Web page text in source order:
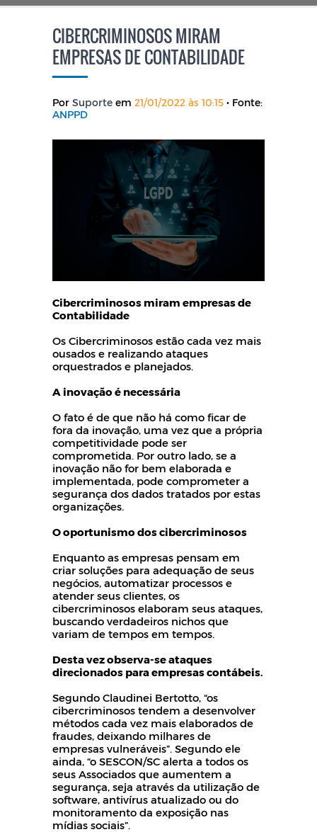
CIBERCRIMINOSOS MIRAM
EMPRESAS DE CONTABILIDADE
Por Suporte em 21/01/2022 às 10:15 • Fonte:
ANPPD
Cibercriminosos miram empresas de
Contabilidade
Os Cibercriminosos estão cada vez mais
ousados e realizando ataques
orquestrados e planejados.
A inovação é necessária
O fato é de que não há como ficar de
fora da inovação, uma vez que a própria
competitividade pode ser
comprometida. Por outro lado, se a
inovação não for bem elaborada e
implementada, pode comprometer a
segurança dos dados tratados por estas
organizações.
O oportunismo dos cibercriminosos
Enquanto as empresas pensam em
criar soluções para adequação de seus
negócios, automatizar processos e
atender seus clientes, os
cibercriminosos elaboram seus ataques,
buscando verdadeiros nichos que
variam de tempos em tempos.
Desta vez observa-se ataques
direcionados para empresas contábeis.
Segundo Claudinei Bertotto, “os
cibercriminosos tendem a desenvolver
métodos cada vez mais elaborados de
fraudes, deixando milhares de
empresas vulneráveis”. Segundo ele
ainda, “o SESCON/SC alerta a todos os
seus Associados que aumentem a
segurança, seja através da utilização de
software, antivírus atualizado ou do
monitoramento da exposição nas
mídias sociais”.